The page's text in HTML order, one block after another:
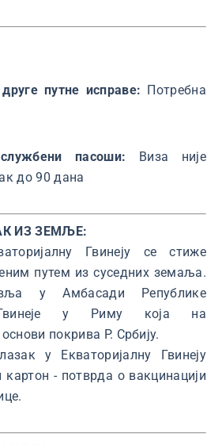
путне исправе:
Потребна
пасоши: Виза није
до 90 дана
ИЗ ЗЕМЉЕ:
Гвинеју се стиже
путем из суседних земаља.
у Амбасади Републике
Гвинеје у Риму која на
покрива Р. Србију.
у Екваторијалну Гвинеју
картон - потврда о вакцинацији